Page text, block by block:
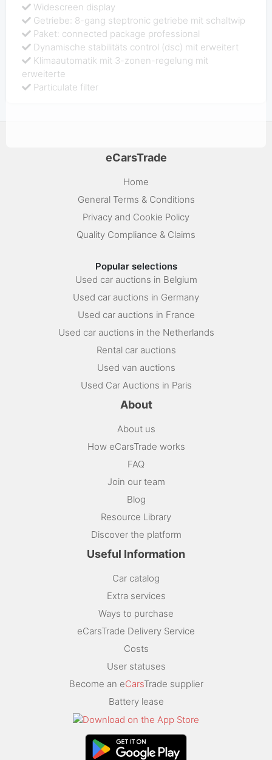
Widescreen display
Getriebe: 8-gang steptronic getriebe mit schaltwip
Paket: connected package professional
Dynamische stabilitäts control (dsc) mit erweitert
Klimaautomatik mit 3-zonen-regelung mit
erweiterte
Particulate filter
eCarsTrade
Home
General Terms & Conditions
Privacy and Cookie Policy
Quality Compliance & Claims
Popular selections
Used car auctions in Belgium
Used car auctions in Germany
Used car auctions in France
Used car auctions in the Netherlands
Rental car auctions
Used van auctions
Used Car Auctions in Paris
About
About us
How eCarsTrade works
FAQ
Join our team
Blog
Resource Library
Discover the platform
Useful Information
Car catalog
Extra services
Ways to purchase
eCarsTrade Delivery Service
Costs
User statuses
Become an eCarsTrade supplier
Battery lease